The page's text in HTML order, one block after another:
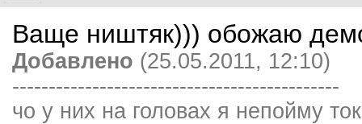
Ваще ништяк))) обожаю
Добавлено (25.05.2011, 12:10)
---------------------------------------------
чо у них на головах я непойму